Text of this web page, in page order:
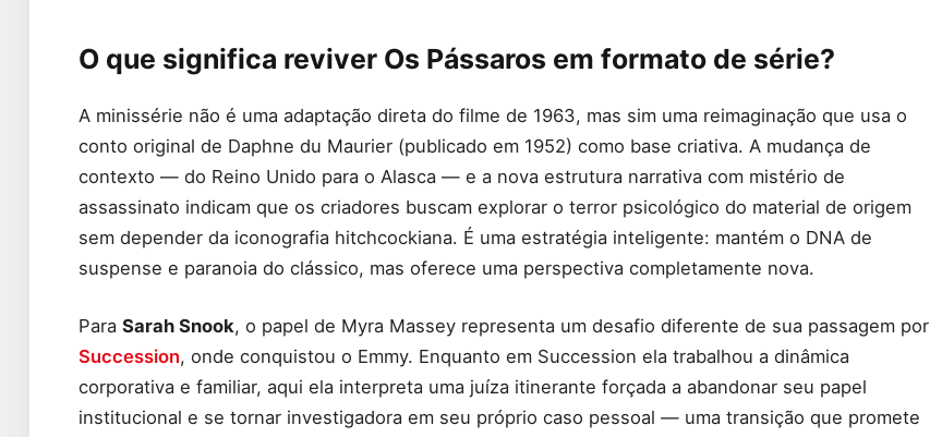
O que significa reviver Os Pássaros em formato de série?
A minissérie não é uma adaptação direta do filme de 1963, mas sim uma reimaginação que usa o
conto original de Daphne du Maurier (publicado em 1952) como base criativa. A mudança de
contexto — do Reino Unido para o Alasca — e a nova estrutura narrativa com mistério de
assassinato indicam que os criadores buscam explorar o terror psicológico do material de origem
sem depender da iconografia hitchcockiana. É uma estratégia inteligente: mantém o DNA de
suspense e paranoia do clássico, mas oferece uma perspectiva completamente nova.
Para Sarah Snook, o papel de Myra Massey representa um desafio diferente de sua passagem por
Succession, onde conquistou o Emmy. Enquanto em Succession ela trabalhou a dinâmica
corporativa e familiar, aqui ela interpreta uma juíza itinerante forçada a abandonar seu papel
institucional e se tornar investigadora em seu próprio caso pessoal — uma transição que promete